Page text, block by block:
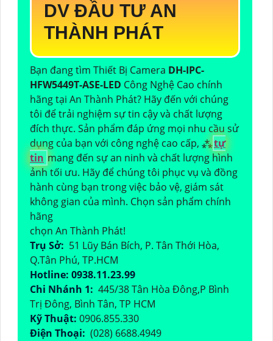
DV ĐẦU TƯ AN
THÀNH PHÁT
Bạn đang tìm Thiết Bị Camera DH-IPC-
HFW5449T-ASE-LED Công Nghệ Cao chính
hãng tại An Thành Phát? Hãy đến với chúng
tôi để trải nghiệm sự tin cậy và chất lượng
đích thực. Sản phẩm đáp ứng mọi nhu cầu sử
dụng của bạn với công nghệ cao cấp, ⁂tự
tin mang đến sự an ninh và chất lượng hình
ảnh tối ưu. Hãy để chúng tôi phục vụ và đồng
hành cùng bạn trong việc bảo vệ, giám sát
không gian của mình. Chọn sản phẩm chính
hãng
chọn An Thành Phát!
Trụ Sở: 51 Lũy Bán Bích, P. Tân Thới Hòa,
Q.Tân Phú, TP.HCM
Hotline: 0938.11.23.99
Chi Nhánh 1: 445/38 Tân Hòa Đông,P Bình
Trị Đông, Bình Tân, TP HCM
Kỹ Thuật: 0906.855.330
Điện Thoại: (028) 6688.4949